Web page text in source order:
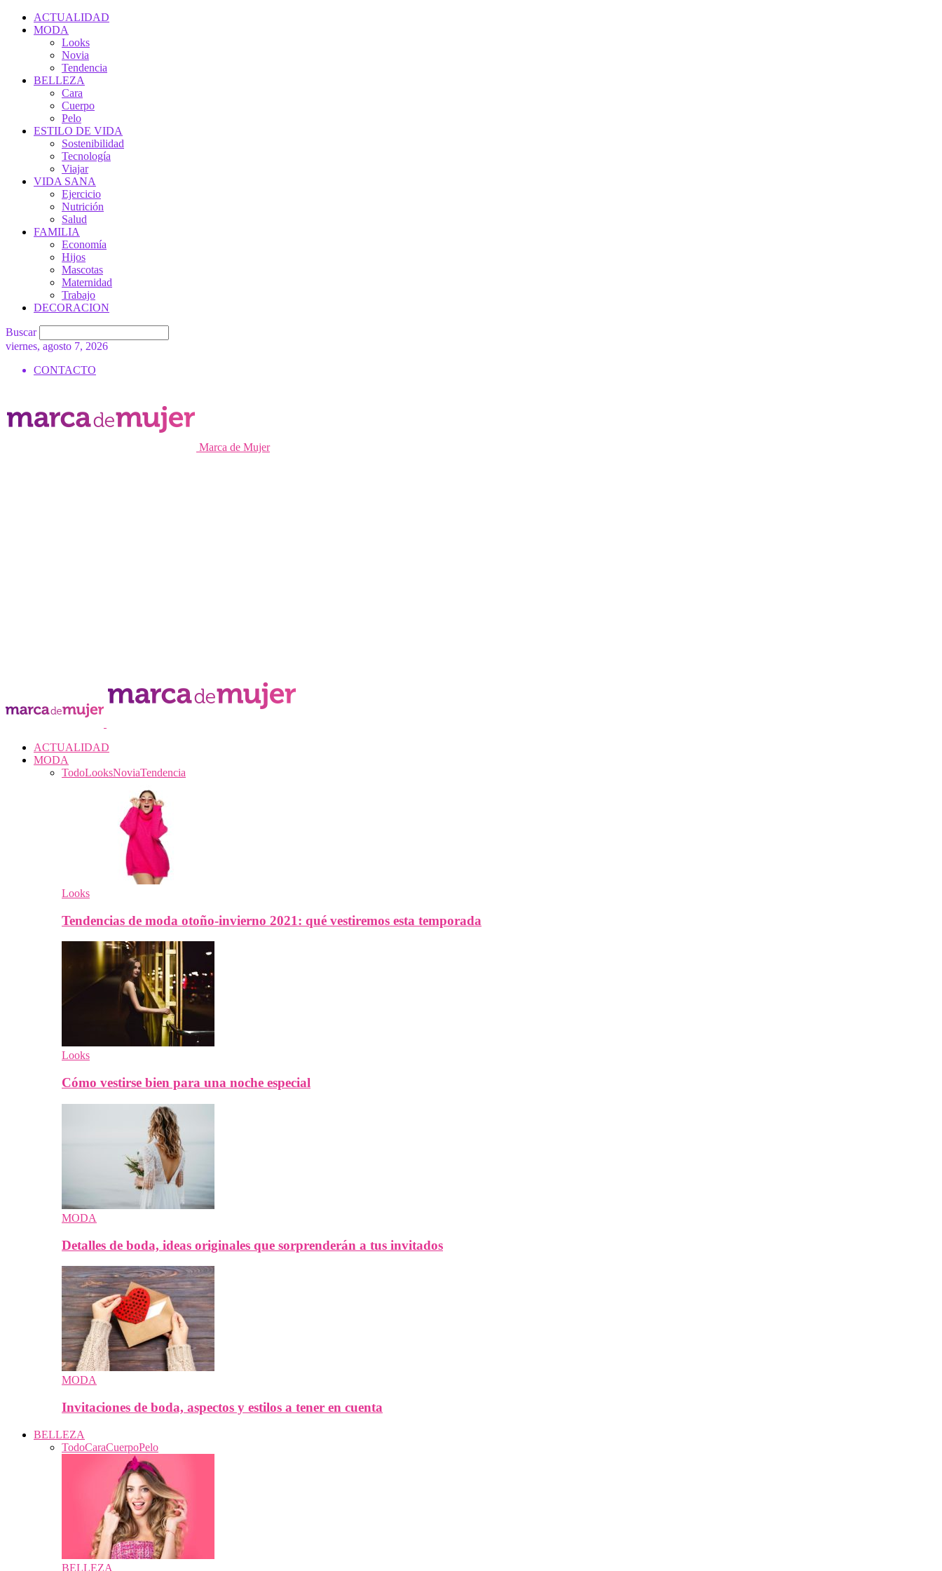
ACTUALIDAD
MODA
Looks
Novia
Tendencia
BELLEZA
Cara
Cuerpo
Pelo
ESTILO DE VIDA
Sostenibilidad
Tecnología
Viajar
VIDA SANA
Ejercicio
Nutrición
Salud
FAMILIA
Economía
Hijos
Mascotas
Maternidad
Trabajo
DECORACION
Buscar
viernes, agosto 7, 2026
CONTACTO
Marca de Mujer
ACTUALIDAD
MODA
TodoLooksNoviaTendencia
Looks
Tendencias de moda otoño-invierno 2021: qué vestiremos esta temporada
Looks
Cómo vestirse bien para una noche especial
MODA
Detalles de boda, ideas originales que sorprenderán a tus invitados
MODA
Invitaciones de boda, aspectos y estilos a tener en cuenta
BELLEZA
TodoCaraCuerpoPelo
BELLEZA